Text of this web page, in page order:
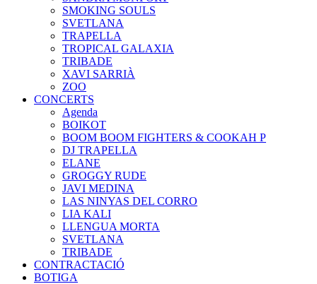
SMOKING SOULS
SVETLANA
TRAPELLA
TROPICAL GALAXIA
TRIBADE
XAVI SARRIÀ
ZOO
CONCERTS
Agenda
BOIKOT
BOOM BOOM FIGHTERS & COOKAH P
DJ TRAPELLA
ELANE
GROGGY RUDE
JAVI MEDINA
LAS NINYAS DEL CORRO
LIA KALI
LLENGUA MORTA
SVETLANA
TRIBADE
CONTRACTACIÓ
BOTIGA